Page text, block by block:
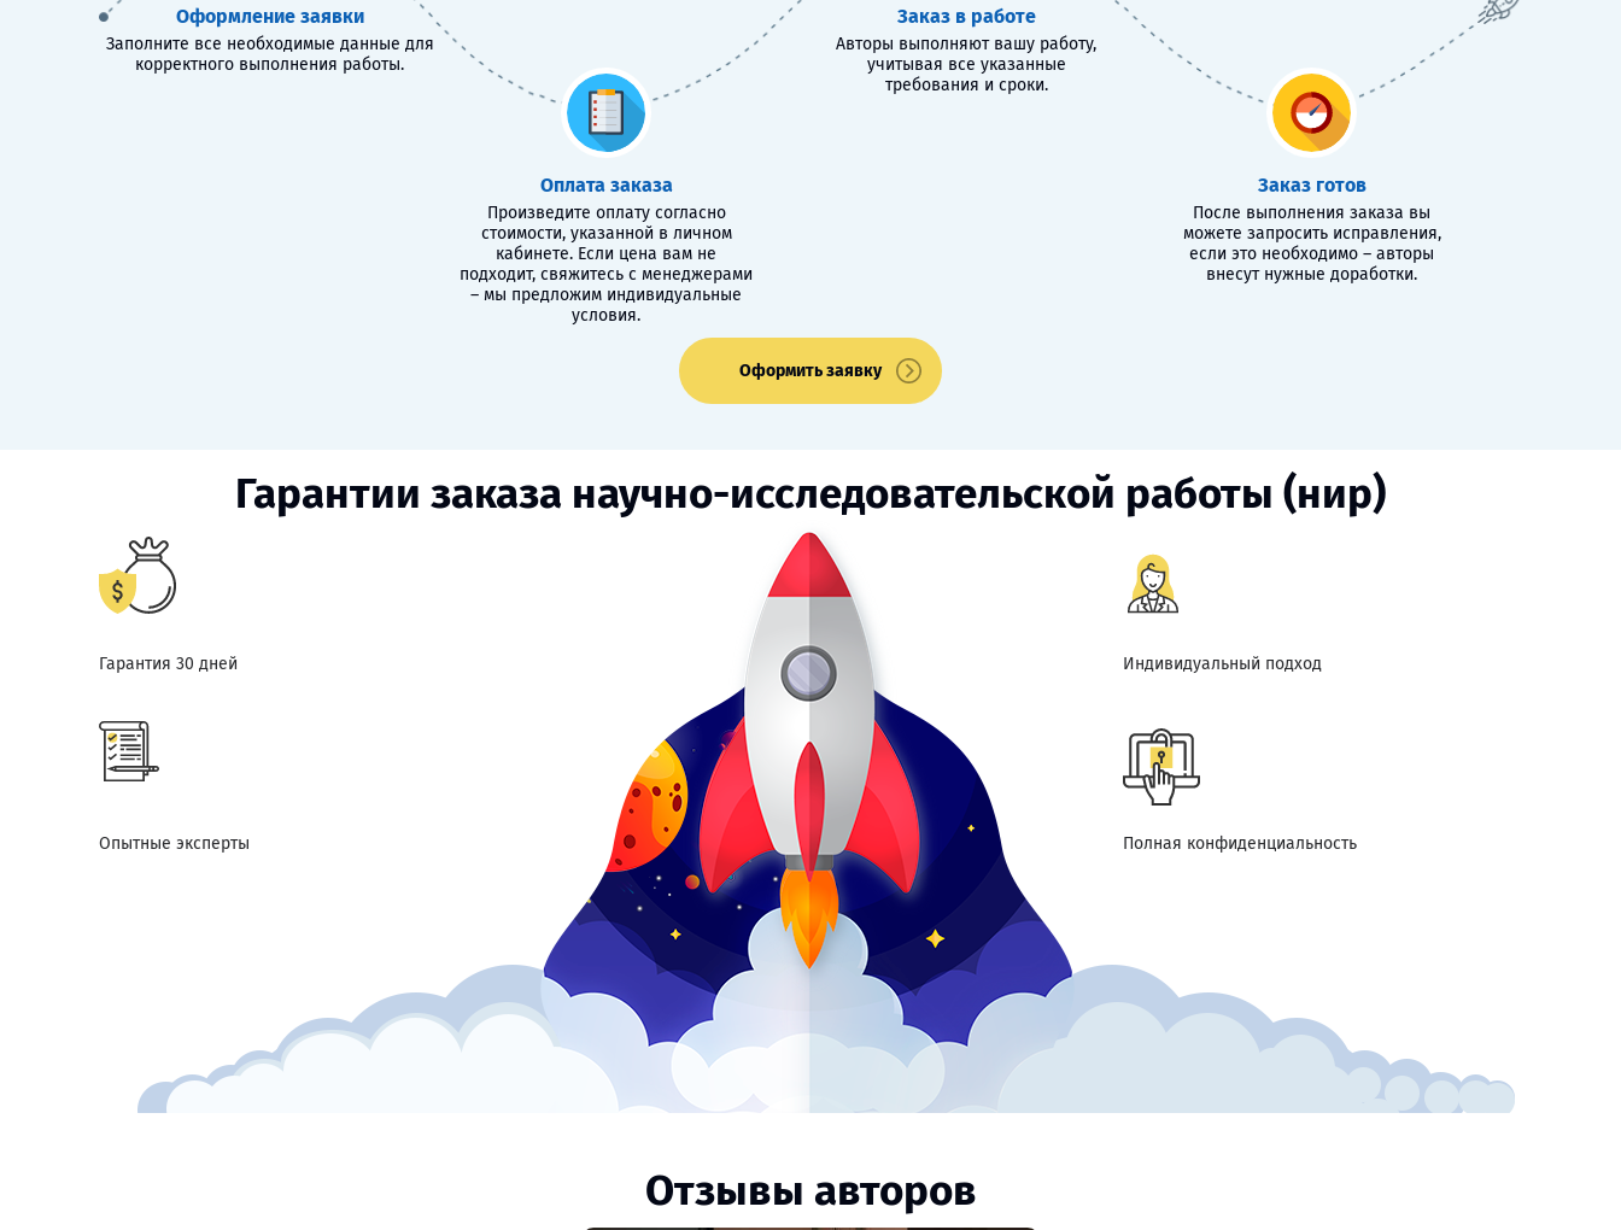
Оформление заявки
Заполните все необходимые данные для
корректного выполнения работы.
Оплата заказа
Произведите оплату согласно
стоимости, указанной в личном
кабинете. Если цена вам не
подходит, свяжитесь с менеджерами
– мы предложим индивидуальные
условия.
Заказ в работе
Авторы выполняют вашу работу,
учитывая все указанные
требования и сроки.
Заказ готов
После выполнения заказа вы
можете запросить исправления,
если это необходимо – авторы
внесут нужные доработки.
Оформить заявку
Гарантии заказа научно-исследовательской работы (нир)
Гарантия 30 дней Индивидуальный подход
Опытные эксперты Полная конфиденциальность
Отзывы авторов